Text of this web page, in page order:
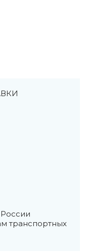
транспортных